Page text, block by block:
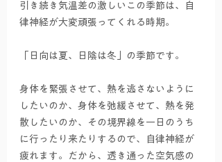
引き続き気温差の激しいこの季節は、自
律神経が大変頑張ってくれる時期。
「日向は夏、日陰は冬」の季節です。
身体を緊張させて、熱を逃さないように
したいのか、身体を弛緩させて、熱を発
散したいのか、その境界線を一日のうち
に行ったり来たりするので、自律神経が
疲れます。だから、透き通った空気感の